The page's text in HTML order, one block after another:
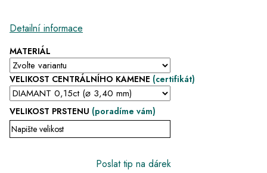
MATERIÁL
VELIKOST CENTRÁLNÍHO KAMENE (certifikát)
VELIKOST PRSTENU (poradíme vám)
Detailní informace
Poslat tip na dárek